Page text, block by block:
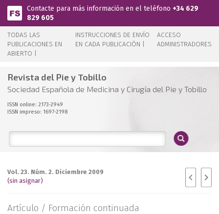
Pasar al contenido principal
Contacte para más información en el teléfono +34 629
829 605
TODAS LAS
PUBLICACIONES EN
ABIERTO |
INSTRUCCIONES DE ENVÍO
EN CADA PUBLICACIÓN |
ACCESO
ADMINISTRADORES
Revista del Pie y Tobillo
Sociedad Española de Medicina y Cirugía del Pie y Tobillo
ISSN online: 2173-2949
ISSN impreso: 1697-2198
Vol. 23. Núm. 2. Diciembre 2009
(sin asignar)
Artículo / Formación continuada